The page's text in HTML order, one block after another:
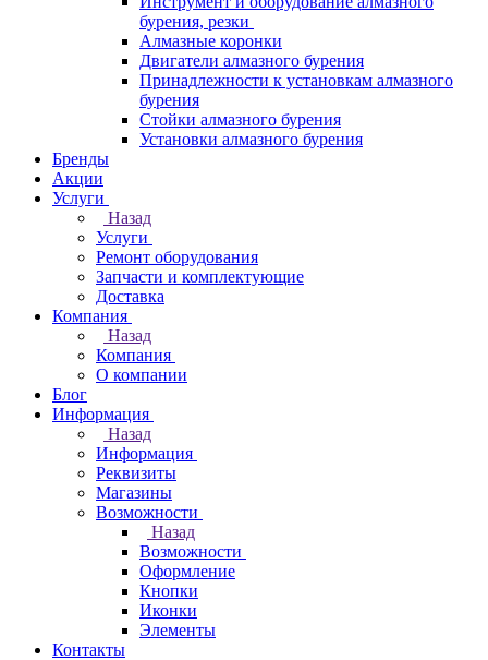
бурения, резки
Алмазные коронки
Двигатели алмазного бурения
Принадлежности к установкам алмазного
бурения
Стойки алмазного бурения
Установки алмазного бурения
Бренды
Акции
Услуги
Назад
Услуги
Ремонт оборудования
Запчасти и комплектующие
Доставка
Компания
Назад
Компания
О компании
Блог
Информация
Назад
Информация
Реквизиты
Магазины
Возможности
Назад
Возможности
Оформление
Кнопки
Иконки
Элементы
Контакты